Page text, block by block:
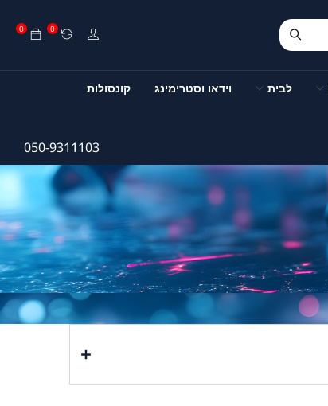
0 0
לבית וידאו וסטרימינג
קונסולות
050-9311103